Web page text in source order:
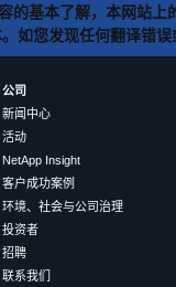
的基本了解，本网站
如您发现任何翻译错
公司
新闻中心
活动
NetApp Insight
客户成功案例
环境、社会与公司治理
投资者
招聘
联系我们